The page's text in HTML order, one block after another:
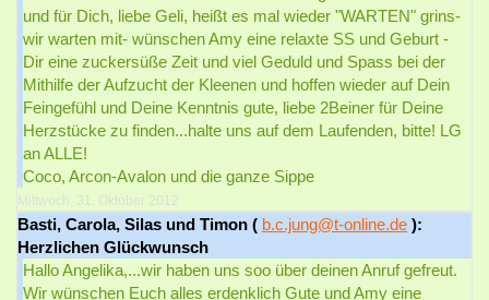
und für Dich, liebe Geli, heißt es mal wieder "WARTEN" grins-
wir warten mit- wünschen Amy eine relaxte SS und Geburt -
Dir eine zuckersüße Zeit und viel Geduld und Spass bei der
Mithilfe der Aufzucht der Kleenen und hoffen wieder auf Dein
Feingefühl und Deine Kenntnis gute, liebe 2Beiner für Deine
Herzstücke zu finden...halte uns auf dem Laufenden, bitte! LG
an ALLE!
Coco, Arcon-Avalon und die ganze Sippe
Mittwoch, 31. Oktober 2012
Basti, Carola, Silas und Timon ( b.c.jung@t-online.de ):
Herzlichen Glückwunsch
Hallo Angelika,...wir haben uns soo über deinen Anruf gefreut.
Wir wünschen Euch alles erdenklich Gute und Amy eine